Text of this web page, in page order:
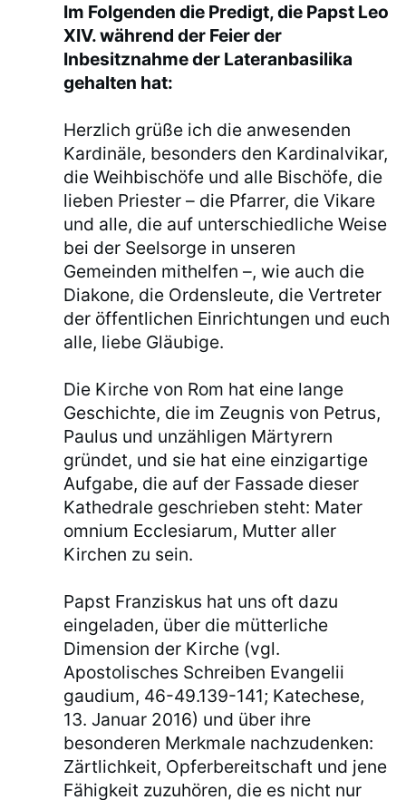
Im Folgenden die Predigt, die Papst Leo
XIV. während der Feier der
Inbesitznahme der Lateranbasilika
gehalten hat:
Herzlich grüße ich die anwesenden
Kardinäle, besonders den Kardinalvikar,
die Weihbischöfe und alle Bischöfe, die
lieben Priester – die Pfarrer, die Vikare
und alle, die auf unterschiedliche Weise
bei der Seelsorge in unseren
Gemeinden mithelfen –, wie auch die
Diakone, die Ordensleute, die Vertreter
der öffentlichen Einrichtungen und euch
alle, liebe Gläubige.
Die Kirche von Rom hat eine lange
Geschichte, die im Zeugnis von Petrus,
Paulus und unzähligen Märtyrern
gründet, und sie hat eine einzigartige
Aufgabe, die auf der Fassade dieser
Kathedrale geschrieben steht: Mater
omnium Ecclesiarum, Mutter aller
Kirchen zu sein.
Papst Franziskus hat uns oft dazu
eingeladen, über die mütterliche
Dimension der Kirche (vgl.
Apostolisches Schreiben Evangelii
gaudium, 46-49.139-141; Katechese,
13. Januar 2016) und über ihre
besonderen Merkmale nachzudenken:
Zärtlichkeit, Opferbereitschaft und jene
Fähigkeit zuzuhören, die es nicht nur